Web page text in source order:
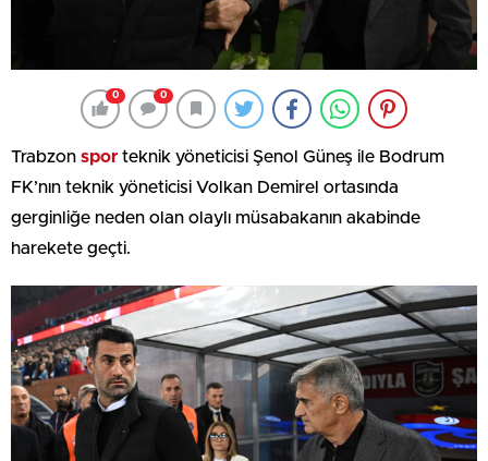
0 0
Trabzon spor teknik yöneticisi Şenol Güneş ile Bodrum
FK’nın teknik yöneticisi Volkan Demirel ortasında
gerginliğe neden olan olaylı müsabakanın akabinde
harekete geçti.